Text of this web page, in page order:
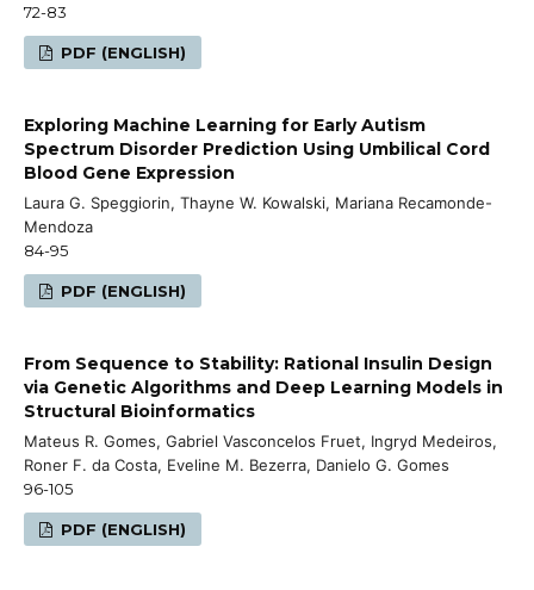
72-83
PDF (ENGLISH)
Exploring Machine Learning for Early Autism
Spectrum Disorder Prediction Using Umbilical Cord
Blood Gene Expression
Laura G. Speggiorin, Thayne W. Kowalski, Mariana Recamonde-
Mendoza
84-95
PDF (ENGLISH)
From Sequence to Stability: Rational Insulin Design
via Genetic Algorithms and Deep Learning Models in
Structural Bioinformatics
Mateus R. Gomes, Gabriel Vasconcelos Fruet, Ingryd Medeiros,
Roner F. da Costa, Eveline M. Bezerra, Danielo G. Gomes
96-105
PDF (ENGLISH)